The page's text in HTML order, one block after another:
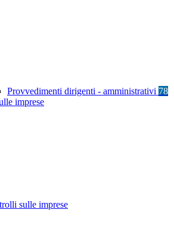
Provvedimenti dirigenti - amministrativi 78
imprese
sulle imprese